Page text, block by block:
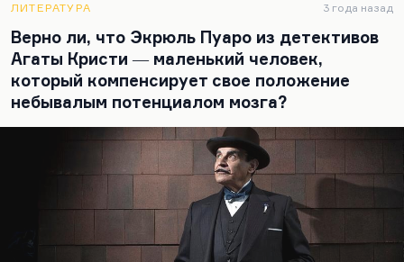
ЛИТЕРАТУРА 3 года назад
Верно ли, что Экрюль Пуаро из детективов
Агаты Кристи ― маленький человек,
который компенсирует свое положение
небывалым потенциалом мозга?